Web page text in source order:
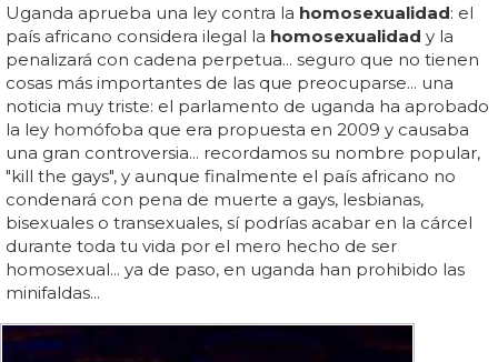
Uganda aprueba una ley contra la homosexualidad: el
país africano considera ilegal la homosexualidad y la
penalizará con cadena perpetua... seguro que no tienen
cosas más importantes de las que preocuparse... una
noticia muy triste: el parlamento de uganda ha aprobado
la ley homófoba que era propuesta en 2009 y causaba
una gran controversia... recordamos su nombre popular,
"kill the gays", y aunque finalmente el país africano no
condenará con pena de muerte a gays, lesbianas,
bisexuales o transexuales, sí podrías acabar en la cárcel
durante toda tu vida por el mero hecho de ser
homosexual... ya de paso, en uganda han prohibido las
minifaldas...